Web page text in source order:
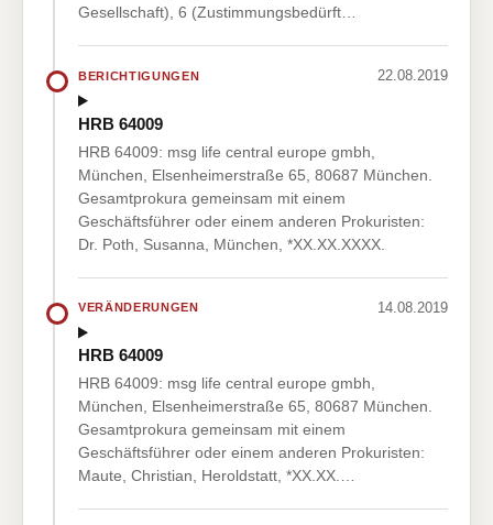
Gesellschaft), 6 (Zustimmungsbedürft…
BERICHTIGUNGEN 22.08.2019
HRB 64009
HRB 64009: msg life central europe gmbh,
München, Elsenheimerstraße 65, 80687 München.
Gesamtprokura gemeinsam mit einem
Geschäftsführer oder einem anderen Prokuristen:
Dr. Poth, Susanna, München, *XX.XX.XXXX.
VERÄNDERUNGEN 14.08.2019
HRB 64009
HRB 64009: msg life central europe gmbh,
München, Elsenheimerstraße 65, 80687 München.
Gesamtprokura gemeinsam mit einem
Geschäftsführer oder einem anderen Prokuristen:
Maute, Christian, Heroldstatt, *XX.XX.…